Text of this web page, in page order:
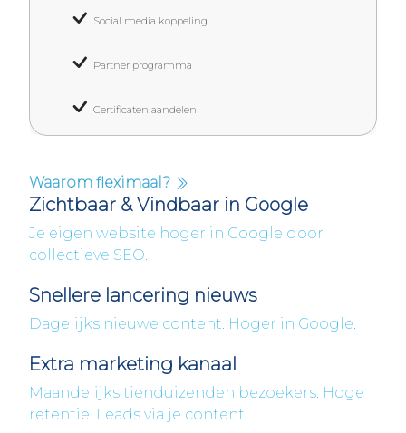
Social media koppeling
Partner programma
Certificaten aandelen
Waarom fleximaal?
Zichtbaar & Vindbaar in Google
Je eigen website hoger in Google door
collectieve SEO.
Snellere lancering nieuws
Dagelijks nieuwe content. Hoger in Google.
Extra marketing kanaal
Maandelijks tienduizenden bezoekers. Hoge
retentie. Leads via je content.